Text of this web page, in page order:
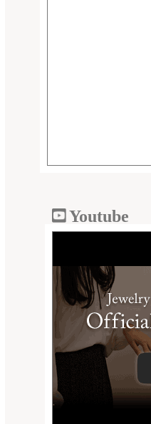
Youtube